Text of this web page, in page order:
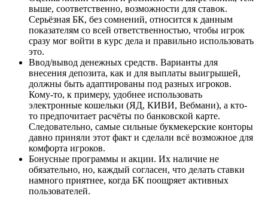
выше, соответственно, возможности для ставок.
Серьёзная БК, без сомнений, относится к данным
показателям со всей ответственностью, чтобы игрок
сразу мог войти в курс дела и правильно использовать
это.
Ввод/вывод денежных средств. Варианты для
внесения депозита, как и для выплаты выигрышей,
должны быть адаптированы под разных игроков.
Кому-то, к примеру, удобнее использовать
электронные кошельки (ЯД, КИВИ, Вебмани), а кто-
то предпочитает расчёты по банковской карте.
Следовательно, самые сильные букмекерские конторы
давно приняли этот факт и сделали всё возможное для
комфорта игроков.
Бонусные программы и акции. Их наличие не
обязательно, но, каждый согласен, что делать ставки
намного приятнее, когда БК поощряет активных
пользователей.